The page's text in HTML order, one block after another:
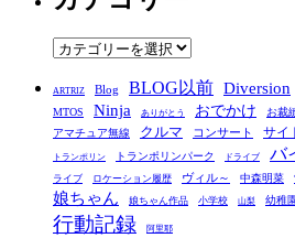
イ
ブ
カ
ゴ
リ
ー
ARTRIZ Blog BLOG以前 Diversion
MTOS
Ninja ありがとう おでかけ お裁
アマチュア無線 クルマ コンサート サイ
トランポリン トランポリンパーク ドライブ バ
ライブ ロケーション履歴 ヴィル～ 中森明菜
娘ちゃん 娘ちゃん作品 小学校 山梨 幼稚園
行動記録 阿里耶